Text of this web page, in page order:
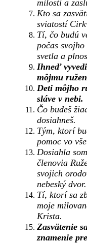
milosti a
Kto sa
sviatostí
Tí, čo budú
počas
svetla a
Ihneď
môjmu
Deti môjho
sláve v nebi.
Čo budeš
dosiahneš.
Tým, ktorí
pomoc vo
Dosiahla
členovia
svojich
nebeský dvor.
Tí, ktorí sa
moje
Krista.
Zasvätenie
znamenie